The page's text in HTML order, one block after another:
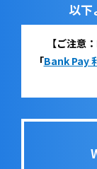
以下
【ご注意
「Bank Pay